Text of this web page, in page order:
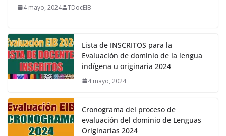
4 mayo, 2024 TDocEIB
Lista de INSCRITOS para la
Evaluación de dominio de la lengua
indígena u originaria 2024
4 mayo, 2024
Cronograma del proceso de
evaluación del dominio de Lenguas
Originarias 2024